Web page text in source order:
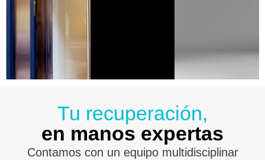
Tu recuperación,
en manos expertas
Contamos con un equipo multidisciplinar